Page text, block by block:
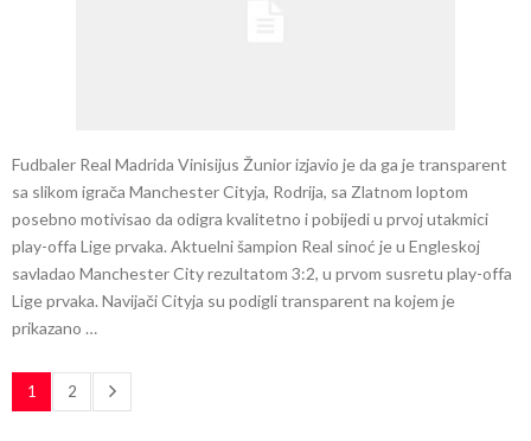
Fudbaler Real Madrida Vinisijus Žunior izjavio je da ga je transparent
sa slikom igrača Manchester Cityja, Rodrija, sa Zlatnom loptom
posebno motivisao da odigra kvalitetno i pobijedi u prvoj utakmici
play-offa Lige prvaka. Aktuelni šampion Real sinoć je u Engleskoj
savladao Manchester City rezultatom 3:2, u prvom susretu play-offa
Lige prvaka. Navijači Cityja su podigli transparent na kojem je
prikazano …
1 2